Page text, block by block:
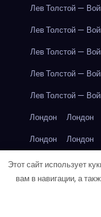
Лев Толстой —
Лев Толстой —
Лев Толстой —
Лев Толстой —
Лев Толстой —
Лондон
Лондон
Лондон
Лондон
Лондон
Лондон
Лондон
Лондон
Этот сайт использует
вам в навигации, а